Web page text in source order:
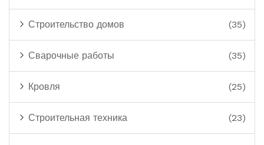
Строительство домов (35)
Сварочные работы (35)
Кровля (25)
Строительная техника (23)